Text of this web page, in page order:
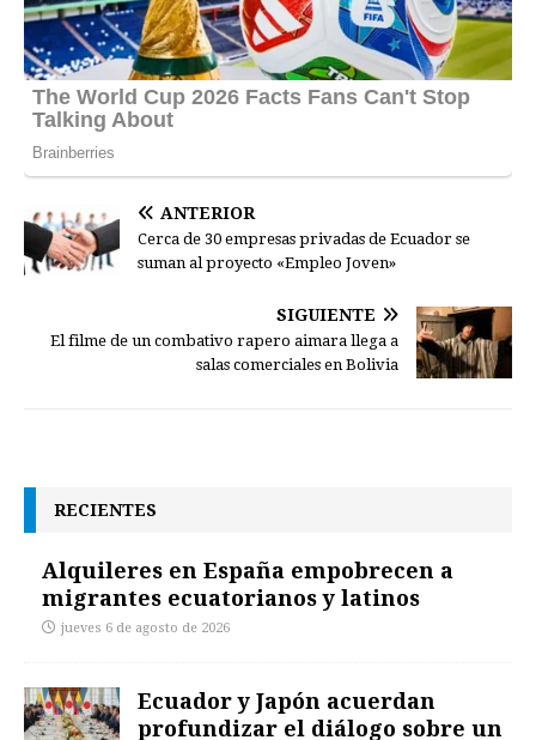
ANTERIOR
Cerca de 30 empresas privadas de Ecuador se
suman al proyecto «Empleo Joven»
SIGUIENTE
El filme de un combativo rapero aimara llega a
salas comerciales en Bolivia
RECIENTES
Alquileres en España empobrecen a
migrantes ecuatorianos y latinos
jueves 6 de agosto de 2026
Ecuador y Japón acuerdan
profundizar el diálogo sobre un